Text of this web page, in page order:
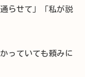
らせて」「私が説
っていても頼みに